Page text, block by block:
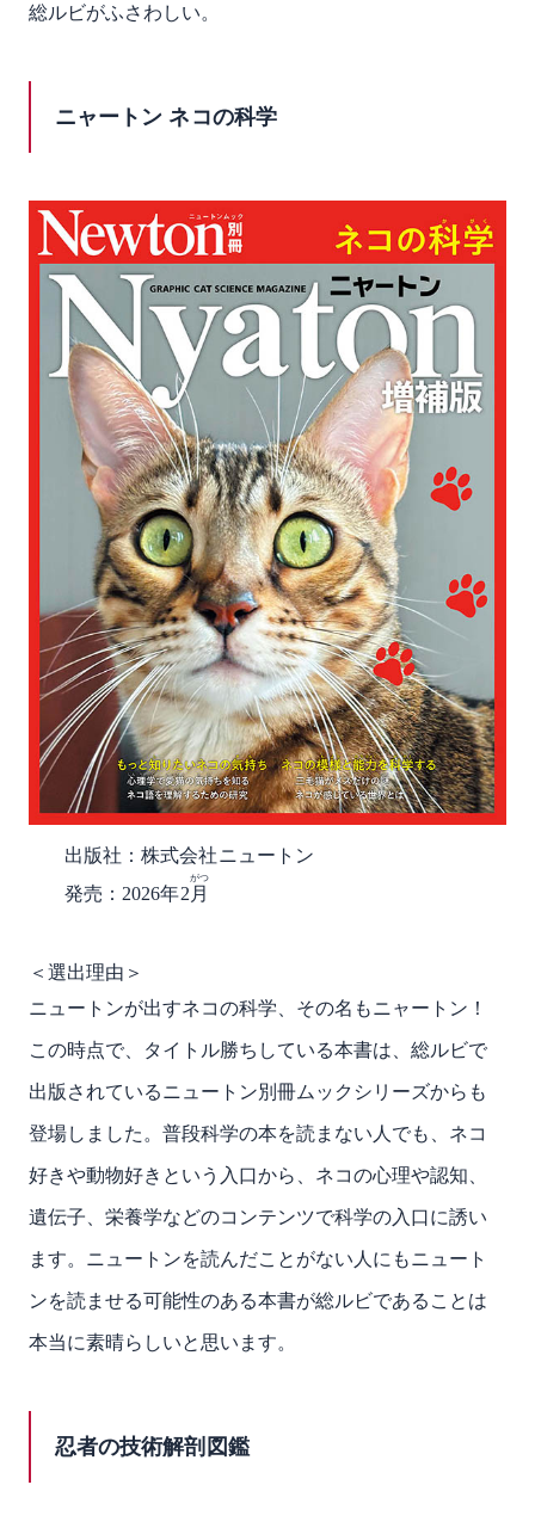
総ルビがふさわしい。
ニャートン ネコの科学
出版社：株式会社ニュートン
発売：2026年2 月
がつ
＜選出理由＞
ニュートンが出すネコの科学、その名もニャートン！
この時点で、タイトル勝ちしている本書は、総ルビで
出版されているニュートン別冊ムックシリーズからも
登場しました。普段科学の本を読まない人でも、ネコ
好きや動物好きという入口から、ネコの心理や認知、
遺伝子、栄養学などのコンテンツで科学の入口に誘い
ます。ニュートンを読んだことがない人にもニュート
ンを読ませる可能性のある本書が総ルビであることは
本当に素晴らしいと思います。
忍者の技術解剖図鑑